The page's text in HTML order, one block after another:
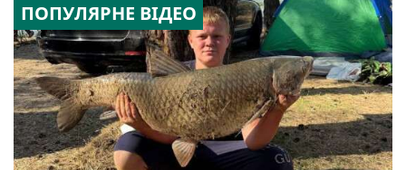
ПОПУЛЯРНЕ ВІДЕО